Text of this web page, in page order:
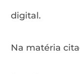
digital.
Na matéria